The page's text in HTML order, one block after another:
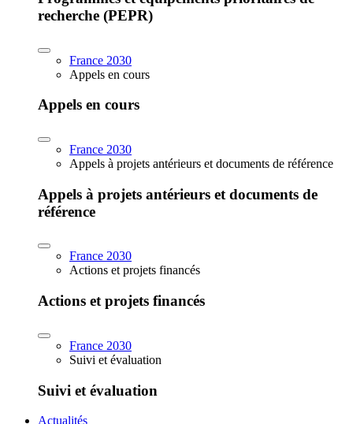
recherche (PEPR)
France 2030
Appels en cours
Appels en cours
France 2030
Appels à projets antérieurs et documents de référence
Appels à projets antérieurs et documents de
référence
France 2030
Actions et projets financés
Actions et projets financés
France 2030
Suivi et évaluation
Suivi et évaluation
Actualités